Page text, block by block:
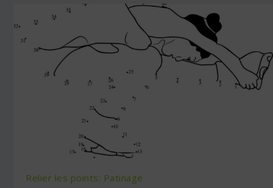
Relier les points: Patinage